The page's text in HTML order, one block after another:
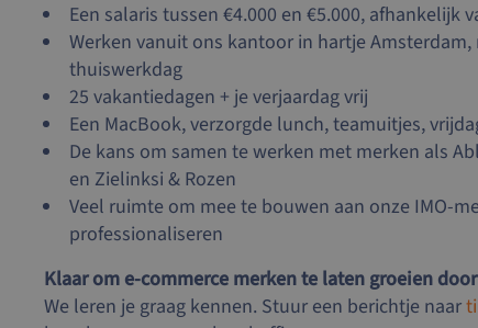
Een salaris tussen €4.000 en €5.000, afhankelijk
Werken vanuit ons kantoor in hartje
thuiswerkdag
25 vakantiedagen + je verjaardag vrij
Een MacBook, verzorgde lunch, teamuitjes,
De kans om samen te werken met merken als
en Zielinksi & Rozen
Veel ruimte om mee te bouwen aan onze IMO-
professionaliseren
Klaar om e-commerce merken te laten groeien
We leren je graag kennen. Stuur een berichtje naar